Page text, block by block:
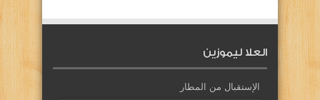
العلا ليموزين
الإستقبال من المطار